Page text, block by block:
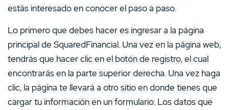
estás interesado en conocer el paso a paso.
Lo primero que debes hacer es ingresar a la página
principal de SquaredFinancial. Una vez en la página web,
tendrás que hacer clic en el botón de registro, el cual
encontrarás en la parte superior derecha. Una vez haga
clic, la página te llevará a otro sitio en donde tienes que
cargar tu información en un formulario. Los datos que